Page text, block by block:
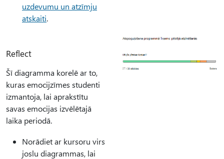
uzdevumu un atzīmju
atskaiti.
Reflect
Šī diagramma korelē ar to,
kuras emocijzīmes studenti
izmantoja, lai aprakstītu
savas emocijas izvēlētajā
laika periodā.
Norādiet ar kursoru virs
joslu diagrammas, lai